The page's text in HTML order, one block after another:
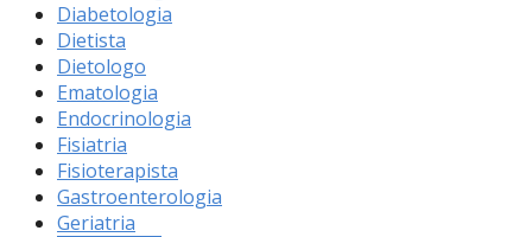
Diabetologia
Dietista
Dietologo
Ematologia
Endocrinologia
Fisiatria
Fisioterapista
Gastroenterologia
Geriatria